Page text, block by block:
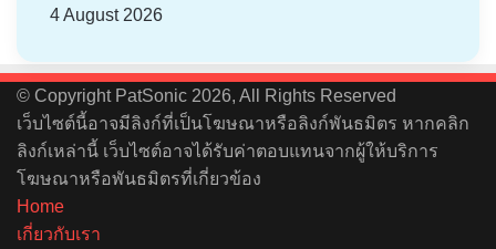
4 August 2026
© Copyright PatSonic 2026, All Rights Reserved
เว็บไซต์นี้อาจมีลิงก์ที่เป็นโฆษณาหรือลิงก์พันธมิตร หากคลิก
ลิงก์เหล่านี้ เว็บไซต์อาจได้รับค่าตอบแทนจากผู้ให้บริการ
โฆษณาหรือพันธมิตรที่เกี่ยวข้อง
Home
เกี่ยวกับเรา